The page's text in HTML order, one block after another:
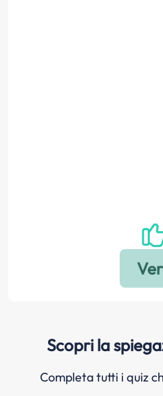
Scopri la
Completa tutti i quiz